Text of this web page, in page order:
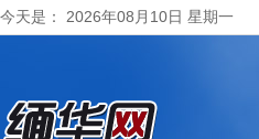
今天是： 2026年08月10日 星期一